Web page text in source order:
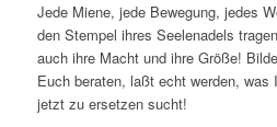
Jede Miene, jede Bewegung, jedes
den Stempel ihres Seelenadels
auch ihre Macht und ihre Größe!
Euch beraten, laßt echt werden, was
jetzt zu ersetzen sucht!